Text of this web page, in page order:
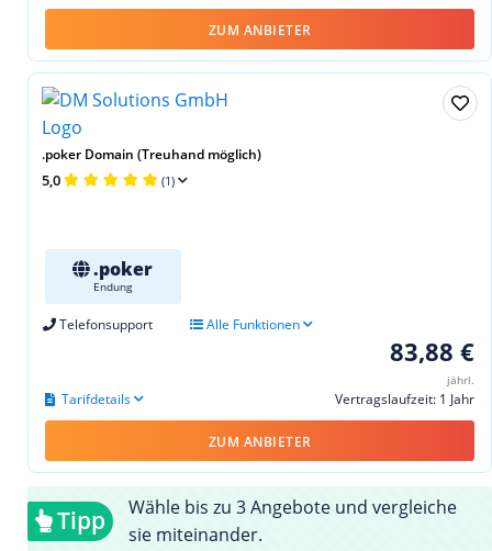
ZUM ANBIETER
.poker Domain (Treuhand möglich)
5,0 (1)
.poker
Endung
Telefonsupport Alle Funktionen
83,88 €
jährl.
Vertragslaufzeit: 1 Jahr
Tarifdetails
ZUM ANBIETER
Tipp
Wähle bis zu 3 Angebote und vergleiche
sie miteinander.